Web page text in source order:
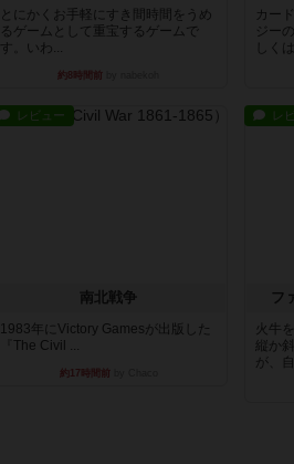
とにかくお手軽にすき間時間をうめ
るゲームとして重宝するゲームで
す。いわ...
約8時間前
カー
ジー
しく
レビュー
南北戦争
1983年にVictory Gamesが出版した
『The Civil ...
約17時間前
レ
フ
火牛
縦か
が、